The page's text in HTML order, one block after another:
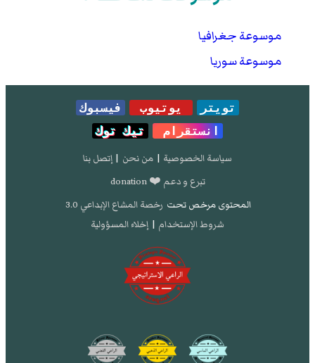
موسوعة جغرافيا
موسوعة سوريا
تويتر يوتيوب
فيسبوك
انستقرام
تيك توك
سياسة الخصوصية | من نحن | إتصل بنا
تبرع و دعم ❤️ donation
المحتوى مرخص تحت رخصة المشاع الإبداعي 3.0
شروط الإستخدام | إخلاء المسؤولية